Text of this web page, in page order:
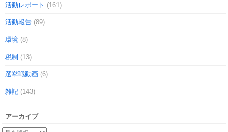
活動レポート (161)
活動報告 (89)
環境 (8)
税制 (13)
選挙戦動画 (6)
雑記 (143)
アーカイブ